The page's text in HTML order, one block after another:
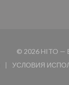
© 2026 HITO —
УСЛОВИЯ